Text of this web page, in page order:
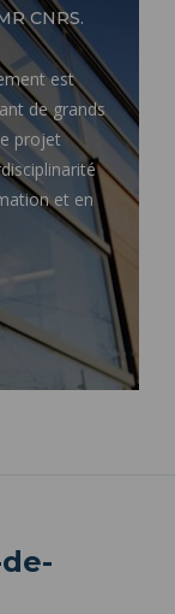
CNRS.
est
de grands
projet
et en